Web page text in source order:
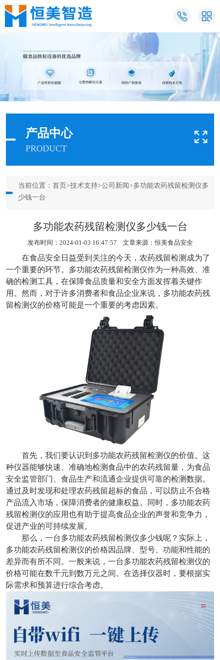
产品中心
PRODUCT
当前位置： 首页 >技术支持>公司新闻>多功能农药残留检测仪多
少钱一台
多功能农药残留检测仪多少钱一台
发布时间：2024-01-03 16:47:57 文章来源：恒美食品安全
在食品安全日益受到关注的今天，农药残留检测成为了
一个重要的环节。 多功能农药残留检测仪作为一种高效、准
确的检测工具，在保障食品质量和安全方面发挥着关键作
用。然而，对于许多消费者和食品企业来说，多功能农药残
留检测仪的价格可能是一个重要的考虑因素。
首先，我们要认识到多功能农药残留检测仪的价值。这
种仪器能够快速、准确地检测食品中的农药残留量，为食品
安全监管部门、食品生产和流通企业提供可靠的检测数据。
通过及时发现和处理农药残留超标的食品，可以防止不合格
产品流入市场，保障消费者的健康权益。同时，多功能农药
残留检测仪的应用也有助于提高食品企业的声誉和竞争力，
促进产业的可持续发展。
那么，一台多功能农药残留检测仪多少钱呢？实际上，
多功能农药残留检测仪的价格因品牌、型号、功能和性能的
差异而有所不同。一般来说，一台多功能农药残留检测仪的
价格可能在数千元到数万元之间。在选择仪器时，要根据实
际需求和预算进行综合考虑。